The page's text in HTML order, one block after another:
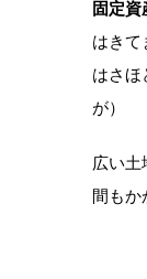
固定資
はきて
はさほ
が）
広い土
間もか